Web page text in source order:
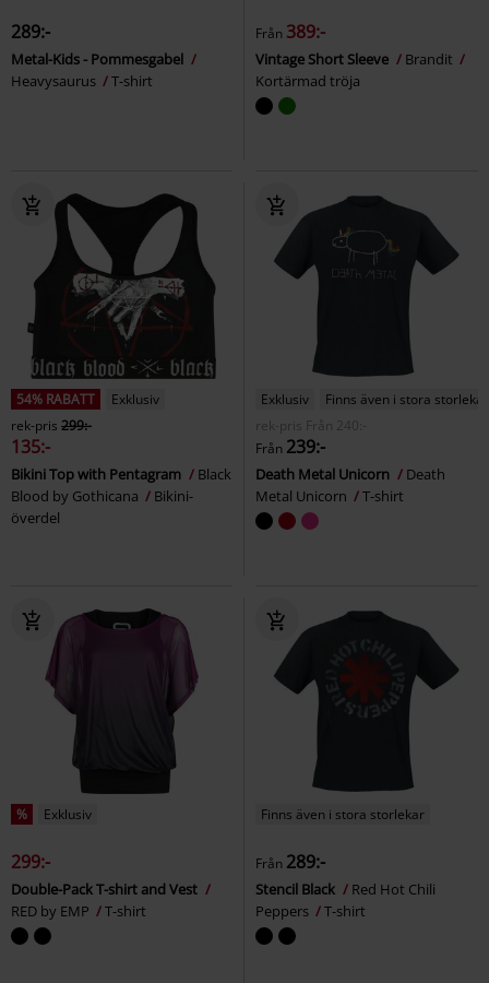
289:-
Metal-Kids - Pommesgabel
Heavysaurus
T-shirt
Från 389:-
Vintage Short Sleeve
Brandit
Kortärmad tröja
54% RABATT
Exklusiv
rek-pris 299:-
135:-
Bikini Top with Pentagram
Black
Blood by Gothicana
Bikini-
överdel
Exklusiv
Finns även i stora storlekar
rek-pris
Från 240:-
Från 239:-
Death Metal Unicorn
Death
Metal Unicorn
T-shirt
% Exklusiv
299:-
Double-Pack T-shirt and Vest
RED by EMP
T-shirt
Finns även i stora storlekar
Från 289:-
Stencil Black
Red Hot Chili
Peppers
T-shirt